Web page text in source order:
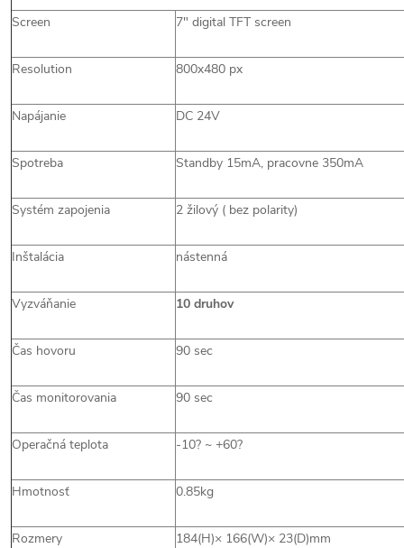
Screen 7" digital TFT screen
Resolution 800x480 px
Napájanie DC 24V
Spotreba Standby 15mA, pracovne 350mA
Systém zapojenia 2 žilový ( bez polarity)
Inštalácia nástenná
Vyzváňanie 10 druhov
Čas hovoru 90 sec
Čas monitorovania 90 sec
Operačná teplota -10? ~ +60?
Hmotnosť 0.85kg
Rozmery 184(H)× 166(W)× 23(D)mm